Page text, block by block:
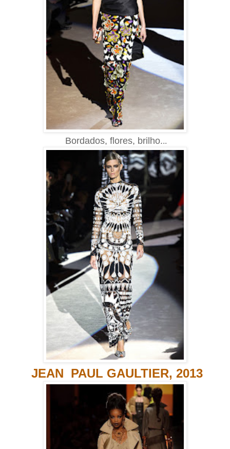
Bordados, flores, brilho...
JEAN PAUL GAULTIER, 2013